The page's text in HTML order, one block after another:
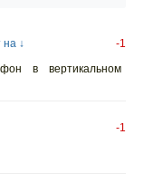
на ↓
-1
в вертикальном
-1